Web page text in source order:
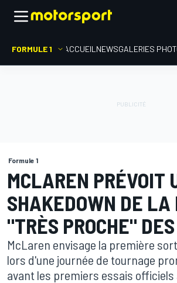
FORMULE 1 ACCUEIL NEWSGALERIES
Formule 1
MCLAREN PRÉVOIT
SHAKEDOWN DE LA
"TRÈS PROCHE"
McLaren envisage la première
lors d'une journée de tournage
avant les premiers essais officiels